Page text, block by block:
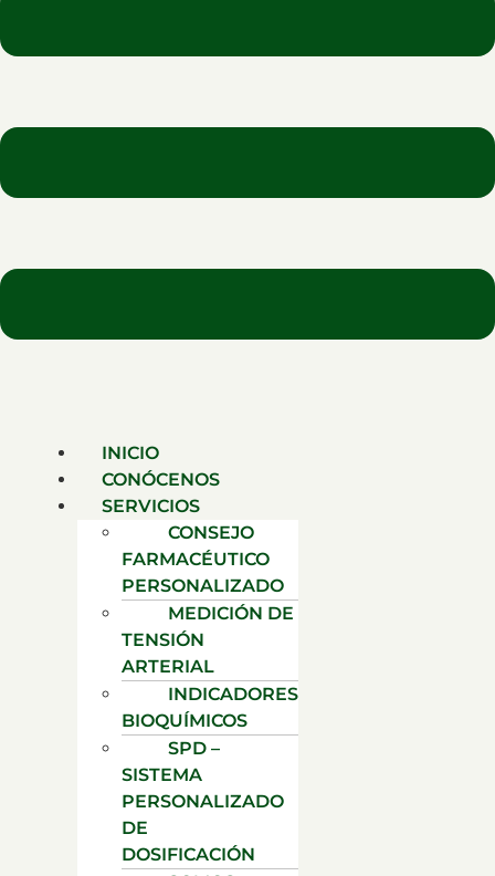
INICIO
CONÓCENOS
SERVICIOS
CONSEJO
FARMACÉUTICO
PERSONALIZADO
MEDICIÓN DE
TENSIÓN
ARTERIAL
INDICADORES
BIOQUÍMICOS
SPD –
SISTEMA
PERSONALIZADO
DE
DOSIFICACIÓN